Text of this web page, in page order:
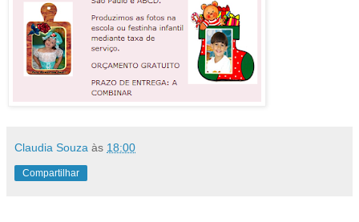
Claudia Souza às 18:00
Compartilhar